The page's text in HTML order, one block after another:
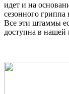
идет и на
сезонного гриппа
Все эти штаммы
доступна в